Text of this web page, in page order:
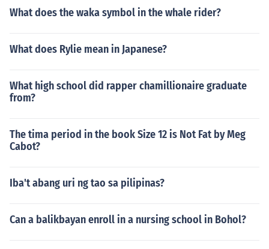
What does the waka symbol in the whale rider?
What does Rylie mean in Japanese?
What high school did rapper chamillionaire graduate
from?
The tima period in the book Size 12 is Not Fat by Meg
Cabot?
Iba't abang uri ng tao sa pilipinas?
Can a balikbayan enroll in a nursing school in Bohol?